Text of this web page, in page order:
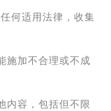
何适用法律，收集
施加不合理或不成
内容，包括但不限